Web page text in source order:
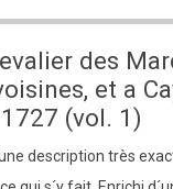
des
et a
(vol. 1)
description très